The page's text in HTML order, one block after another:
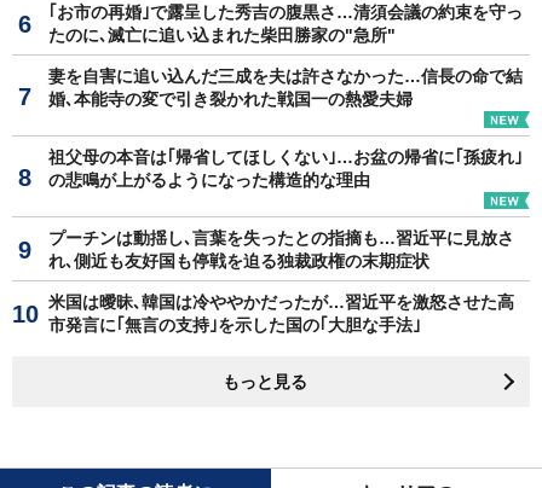
｢お市の再婚｣で露呈した秀吉の腹黒さ…清須会議の約束を守っ
たのに､滅亡に追い込まれた柴田勝家の"急所"
妻を自害に追い込んだ三成を夫は許さなかった…信長の命で結
婚､本能寺の変で引き裂かれた戦国一の熱愛夫婦
祖父母の本音は｢帰省してほしくない｣…お盆の帰省に｢孫疲れ｣
の悲鳴が上がるようになった構造的な理由
プーチンは動揺し､言葉を失ったとの指摘も…習近平に見放さ
れ､側近も友好国も停戦を迫る独裁政権の末期症状
米国は曖昧､韓国は冷ややかだったが…習近平を激怒させた高
市発言に｢無言の支持｣を示した国の｢大胆な手法｣
もっと見る